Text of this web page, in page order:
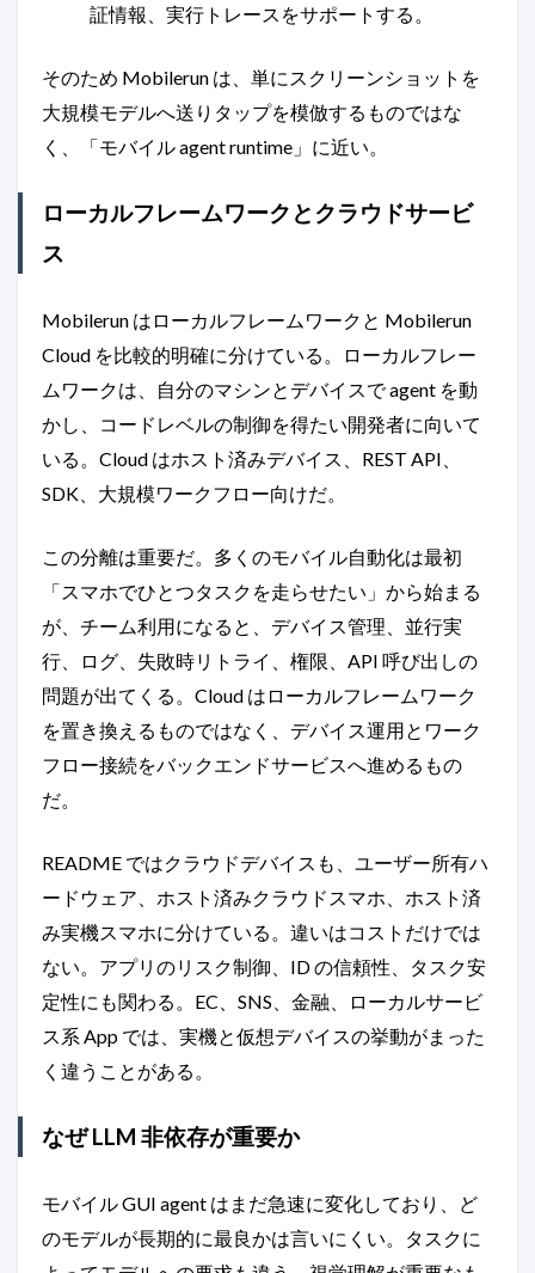
証情報、実行トレースをサポートする。
そのため Mobilerun は、単にスクリーンショットを
大規模モデルへ送りタップを模倣するものではな
く、「モバイル agent runtime」に近い。
ローカルフレームワークとクラウドサービ
ス
Mobilerun はローカルフレームワークと Mobilerun
Cloud を比較的明確に分けている。ローカルフレー
ムワークは、自分のマシンとデバイスで agent を動
かし、コードレベルの制御を得たい開発者に向いて
いる。Cloud はホスト済みデバイス、REST API、
SDK、大規模ワークフロー向けだ。
この分離は重要だ。多くのモバイル自動化は最初
「スマホでひとつタスクを走らせたい」から始まる
が、チーム利用になると、デバイス管理、並行実
行、ログ、失敗時リトライ、権限、API 呼び出しの
問題が出てくる。Cloud はローカルフレームワーク
を置き換えるものではなく、デバイス運用とワーク
フロー接続をバックエンドサービスへ進めるもの
だ。
README ではクラウドデバイスも、ユーザー所有ハ
ードウェア、ホスト済みクラウドスマホ、ホスト済
み実機スマホに分けている。違いはコストだけでは
ない。アプリのリスク制御、ID の信頼性、タスク安
定性にも関わる。EC、SNS、金融、ローカルサービ
ス系 App では、実機と仮想デバイスの挙動がまった
く違うことがある。
なぜ LLM 非依存が重要か
モバイル GUI agent はまだ急速に変化しており、ど
のモデルが長期的に最良かは言いにくい。タスクに